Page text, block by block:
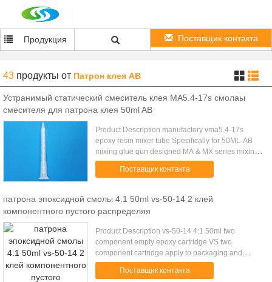
Продукция Поставщик контакта
43 продукты от Патрон клея AB
Устранимый статический смеситель клея MA5.4-17s смолаы
смесителя для патрона клея 50ml AB
Product Description manufactory vma5.4-17s
epoxy resin mixer tube Specifically for 50ML-AB
mixing glue gun designed MA & MX series mixing
tube, a light square bayonet interface, can and
50ML-AB plastic tube ...
Поставщик контакта
патрона эпоксидной смолы 4:1 50ml vs-50-14 2 клей
компонентного пустого распределяя
Product Description vs-50-14 4:1 50ml two
component empty epoxy cartridge VS two
component cartridge apply to packaging and
storage two-component liquid, With glue gun use,
match with VMA and VMC static mixer, ...
Поставщик контакта